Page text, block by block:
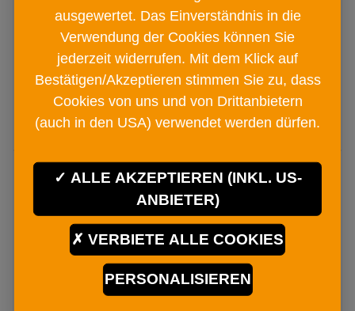
€ 1190
IN DEN
WARENKORB
ausgewertet. Das Einverständnis in die
Verwendung der Cookies können Sie
jederzeit widerrufen. Mit dem Klick auf
Bestätigen/Akzeptieren stimmen Sie zu, dass
Cookies von uns und von Drittanbietern
(auch in den USA) verwendet werden dürfen.
ALLE AKZEPTIEREN (INKL. US-
ANBIETER)
VERBIETE ALLE COOKIES
PERSONALISIEREN